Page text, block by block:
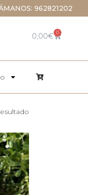
962821202
0,00€ 0